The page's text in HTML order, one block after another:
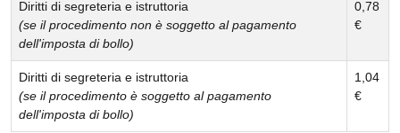
Diritti di segreteria e istruttoria
(se il procedimento non è soggetto al pagamento
dell'imposta di bollo)
0,78
€
Diritti di segreteria e istruttoria
(se il procedimento è soggetto al pagamento
dell'imposta di bollo)
1,04
€